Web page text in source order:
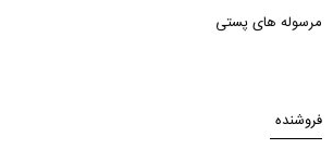
مرسوله های پستی
فروشنده